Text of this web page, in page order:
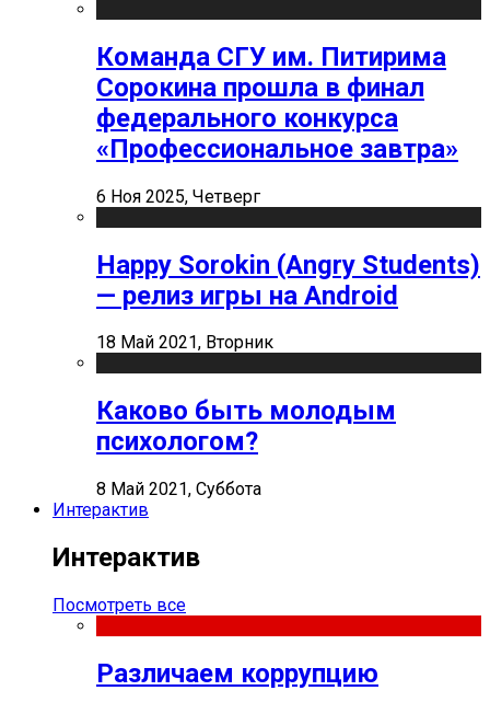
Команда СГУ им. Питирима
Сорокина прошла в финал
федерального конкурса
«Профессиональное завтра»
6 Ноя 2025, Четверг
Happy Sorokin (Angry Students)
— релиз игры на Android
18 Май 2021, Вторник
Каково быть молодым
психологом?
8 Май 2021, Суббота
Интерактив
Интерактив
Посмотреть все
Различаем коррупцию